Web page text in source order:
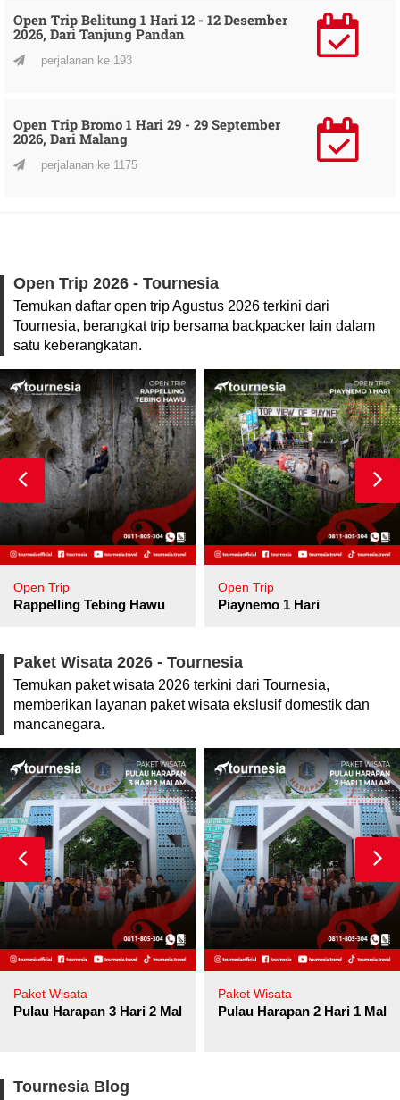
Open Trip Belitung 1 Hari 12 - 12 Desember
2026, Dari Tanjung Pandan
perjalanan ke 193
Open Trip Bromo 1 Hari 29 - 29 September
2026, Dari Malang
perjalanan ke 1175
Open Trip 2026 - Tournesia
Temukan daftar open trip Agustus 2026 terkini dari
Tournesia, berangkat trip bersama backpacker lain dalam
satu keberangkatan.
Open Trip
Rappelling Tebing Hawu
Open Trip
Piaynemo 1 Hari
Paket Wisata 2026 - Tournesia
Temukan paket wisata 2026 terkini dari Tournesia,
memberikan layanan paket wisata ekslusif domestik dan
mancanegara.
Paket Wisata
Pulau Harapan 3 Hari 2 Malam
Paket Wisata
Pulau Harapan 2 Hari 1
Tournesia Blog